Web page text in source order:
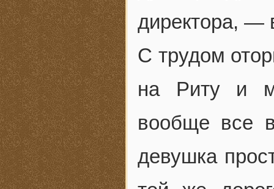
директора, —
С трудом
на Риту и
вообще все
девушка